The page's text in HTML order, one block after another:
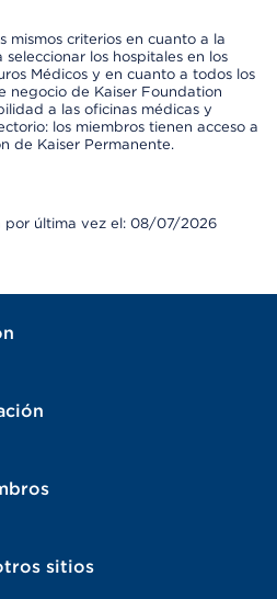
mismos criterios en cuanto a la
los hospitales en los
Médicos y en cuanto a todos los
negocio de Kaiser Foundation
a las oficinas médicas y
los miembros tienen acceso a
de Kaiser Permanente.
por última vez el: 08/07/2026
sitios